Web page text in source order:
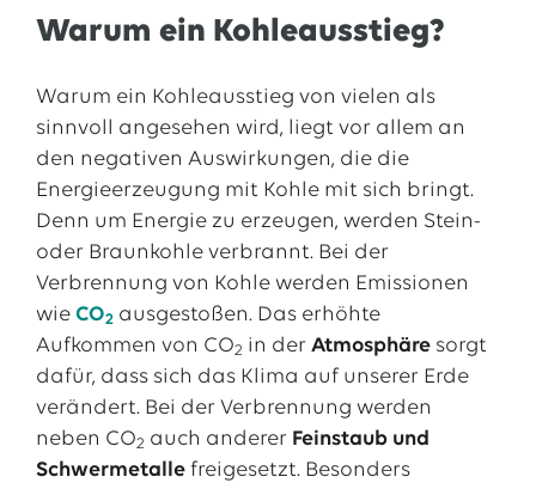
Warum ein Kohleausstieg?
Warum ein Kohleausstieg von vielen als
sinnvoll angesehen wird, liegt vor allem an
den negativen Auswirkungen, die die
Energieerzeugung mit Kohle mit sich bringt.
Denn um Energie zu erzeugen, werden Stein-
oder Braunkohle verbrannt. Bei der
Verbrennung von Kohle werden Emissionen
wie CO2ausgestoßen. Das erhöhte
Aufkommen von CO2 in der Atmosphäre sorgt
dafür, dass sich das Klima auf unserer Erde
verändert. Bei der Verbrennung werden
neben CO2 auch anderer Feinstaub und
Schwermetallefreigesetzt. Besonders